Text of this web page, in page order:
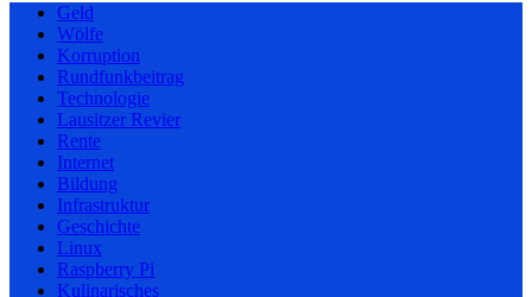
Geld
Wölfe
Korruption
Rundfunkbeitrag
Technologie
Lausitzer Revier
Rente
Internet
Bildung
Infrastruktur
Geschichte
Linux
Raspberry Pi
Kulinarisches